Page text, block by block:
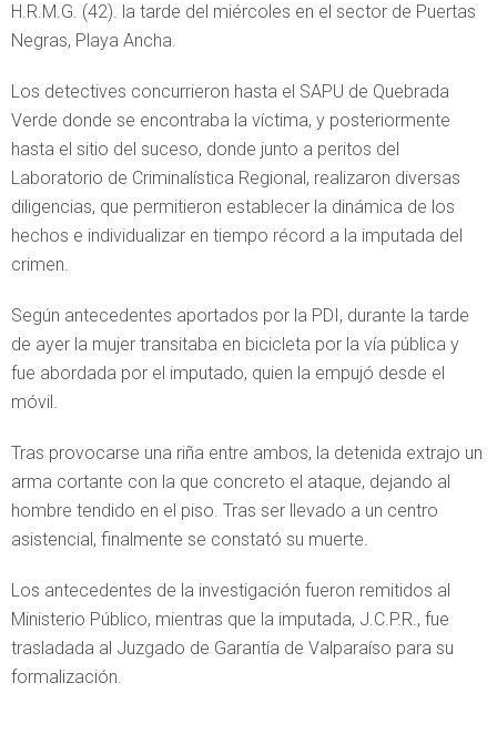
H.R.M.G. (42). la tarde del miércoles en el sector de Puertas
Negras, Playa Ancha.
Los detectives concurrieron hasta el SAPU de Quebrada
Verde donde se encontraba la víctima, y posteriormente
hasta el sitio del suceso, donde junto a peritos del
Laboratorio de Criminalística Regional, realizaron diversas
diligencias, que permitieron establecer la dinámica de los
hechos e individualizar en tiempo récord a la imputada del
crimen.
Según antecedentes aportados por la PDI, durante la tarde
de ayer la mujer transitaba en bicicleta por la vía pública y
fue abordada por el imputado, quien la empujó desde el
móvil.
Tras provocarse una riña entre ambos, la detenida extrajo un
arma cortante con la que concreto el ataque, dejando al
hombre tendido en el piso. Tras ser llevado a un centro
asistencial, finalmente se constató su muerte.
Los antecedentes de la investigación fueron remitidos al
Ministerio Público, mientras que la imputada, J.C.P.R., fue
trasladada al Juzgado de Garantía de Valparaíso para su
formalización.